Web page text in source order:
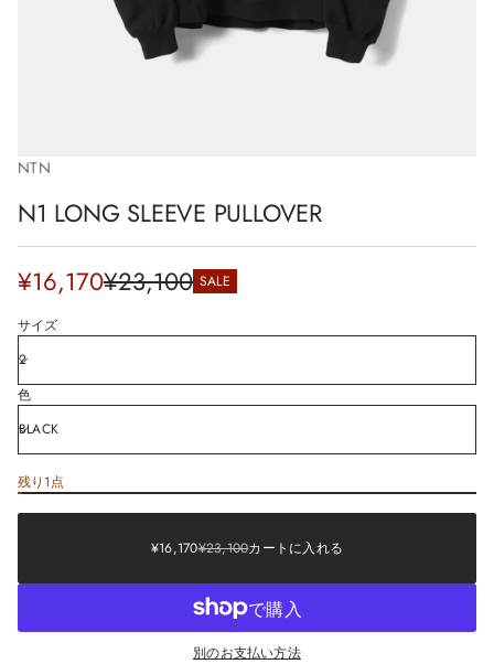
NTN
N1 LONG SLEEVE PULLOVER
Sale
price
¥16,170Regular
price
¥23,100 SALE
サイズ
色
残り1点
price
SALE
¥16,170REGULAR
¥23,100カートに入れる
別のお支払い方法